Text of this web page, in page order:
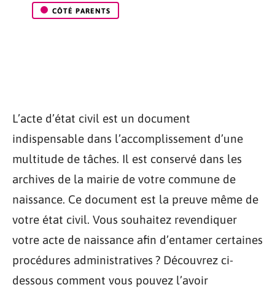
CÔTÉ PARENTS
L’acte d’état civil est un document
indispensable dans l’accomplissement d’une
multitude de tâches. Il est conservé dans les
archives de la mairie de votre commune de
naissance. Ce document est la preuve même de
votre état civil. Vous souhaitez revendiquer
votre acte de naissance afin d’entamer certaines
procédures administratives ? Découvrez ci-
dessous comment vous pouvez l’avoir